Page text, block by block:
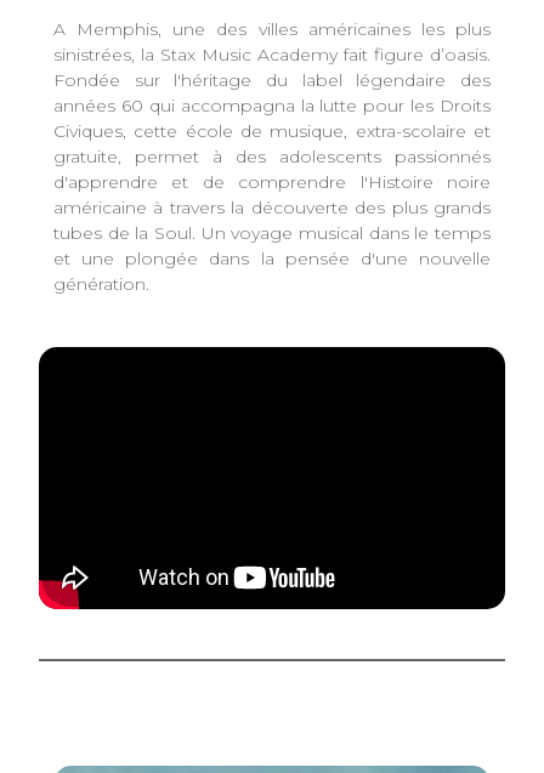
A Memphis, une des villes américaines les plus
sinistrées, la Stax Music Academy fait figure d’oasis.
Fondée sur l'héritage du label légendaire des
années 60 qui accompagna la lutte pour les Droits
Civiques, cette école de musique, extra-scolaire et
gratuite, permet à des adolescents passionnés
d'apprendre et de comprendre l'Histoire noire
américaine à travers la découverte des plus grands
tubes de la Soul. Un voyage musical dans le temps
et une plongée dans la pensée d'une nouvelle
génération.